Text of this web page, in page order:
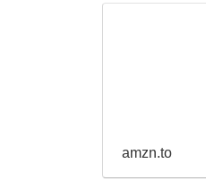
amzn.to